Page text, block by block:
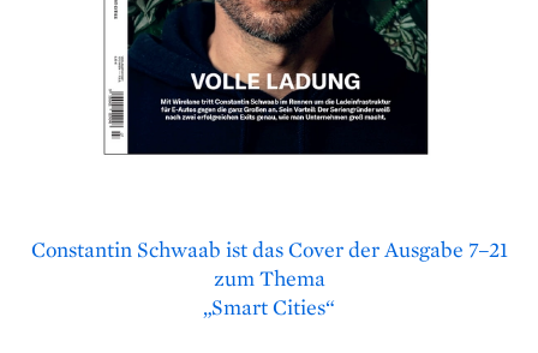
Constantin Schwaab ist das Cover der Ausgabe 7–21
zum Thema
„Smart Cities“